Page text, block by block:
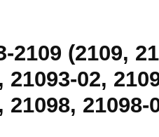
(2109,
21093-02,
21098, 21098-